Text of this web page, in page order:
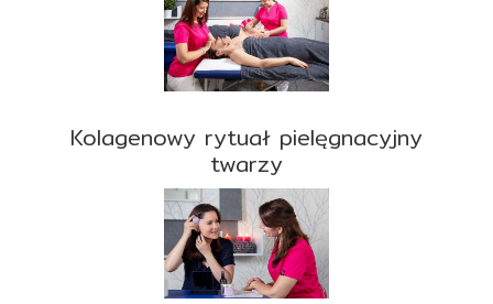
Kolagenowy rytuał pielęgnacyjny
twarzy